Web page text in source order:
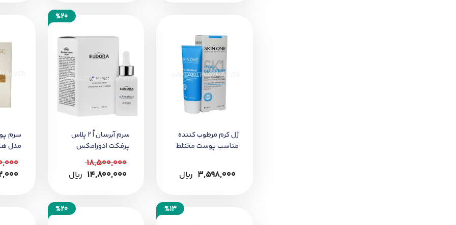
ژل کرم مرطوب کننده
مناسب پوست مختلط
3,598,000 ﷼
%20
سرم آبرسان اُ 2 پلاس
پرفکت ادورامکس
18,500,000
14,800,000 ﷼
سرم
مدل
حجم 30 میل
%13
%20